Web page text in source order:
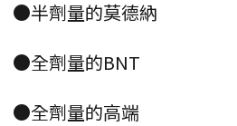
●半劑量的莫德納
●全劑量的BNT
●全劑量的高端